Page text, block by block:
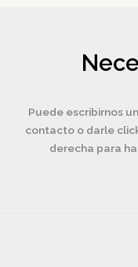
Puede escribirnos
contacto o darle
derecha para